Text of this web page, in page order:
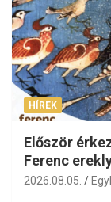
HÍREK
Először
Ferenc
2026.08.05.